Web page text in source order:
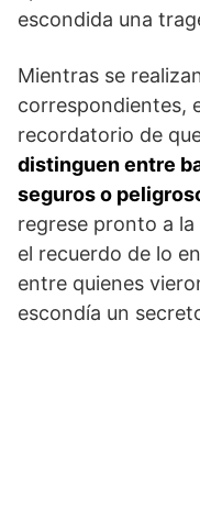
escondida una
Mientras se
correspondientes,
recordatorio de
distinguen entre
seguros o
regrese pronto a la
el recuerdo de lo
entre quienes
escondía un